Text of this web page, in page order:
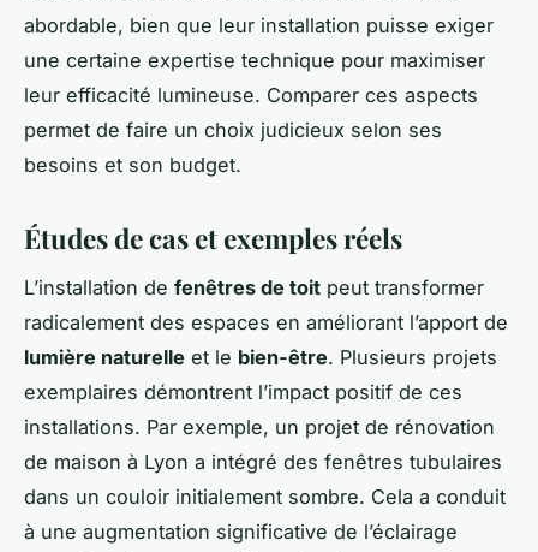
abordable, bien que leur installation puisse exiger
une certaine expertise technique pour maximiser
leur efficacité lumineuse. Comparer ces aspects
permet de faire un choix judicieux selon ses
besoins et son budget.
Études de cas et exemples réels
L’installation de fenêtres de toit peut transformer
radicalement des espaces en améliorant l’apport de
lumière naturelle et le bien-être. Plusieurs projets
exemplaires démontrent l’impact positif de ces
installations. Par exemple, un projet de rénovation
de maison à Lyon a intégré des fenêtres tubulaires
dans un couloir initialement sombre. Cela a conduit
à une augmentation significative de l’éclairage